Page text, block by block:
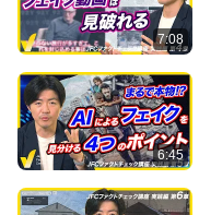
7:08
6:45